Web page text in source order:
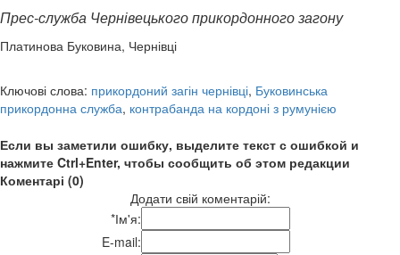
Прес-служба Чернівецького прикордонного загону
Платинова Буковина, Чернівці
Ключові слова: прикордоний загін чернівці, Буковинська
прикордонна служба, контрабанда на кордоні з румунією
Если вы заметили ошибку, выделите текст с ошибкой и
нажмите Ctrl+Enter, чтобы сообщить об этом редакции
Коментарі (0)
Додати свій коментарій:
*Ім'я:
E-mail: